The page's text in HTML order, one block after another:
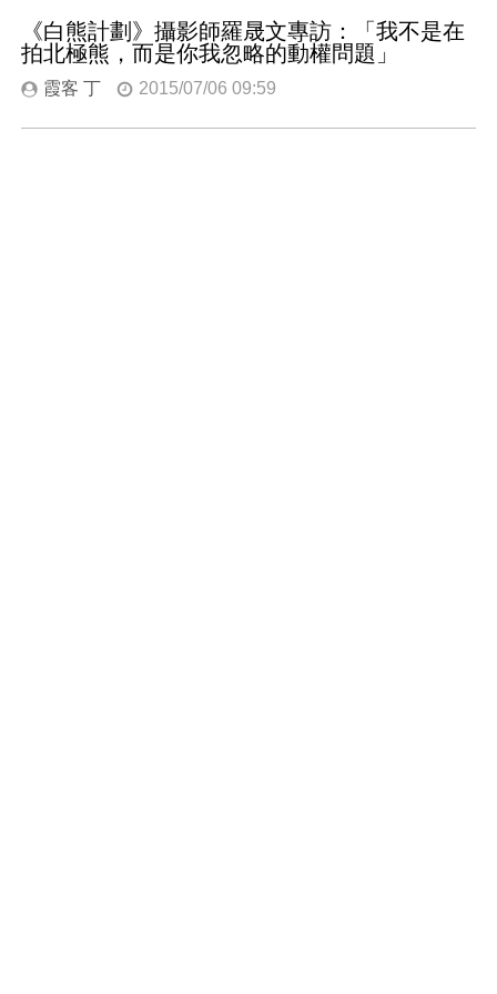
《白熊計劃》攝影師羅晟文專訪：「我不是在
拍北極熊，而是你我忽略的動權問題」
霞客 丁 2015/07/06 09:59